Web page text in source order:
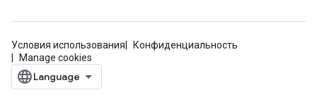
Условия использования
Конфиденциальность
Manage cookies